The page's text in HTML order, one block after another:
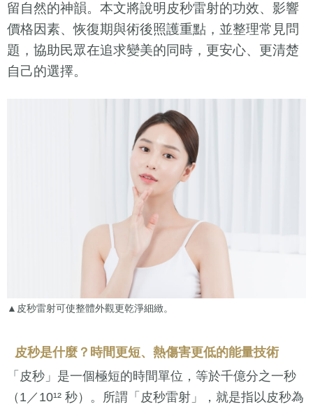
留自然的神韻。本文將說明皮秒雷射的功效、影響
價格因素、恢復期與術後照護重點，並整理常見問
題，協助民眾在追求變美的同時，更安心、更清楚
自己的選擇。
▲皮秒雷射可使整體外觀更乾淨細緻。
皮秒是什麼？時間更短、熱傷害更低的能量技術
「皮秒」是一個極短的時間單位，等於千億分之一秒
（1／10¹² 秒）。所謂「皮秒雷射」，就是指以皮秒為